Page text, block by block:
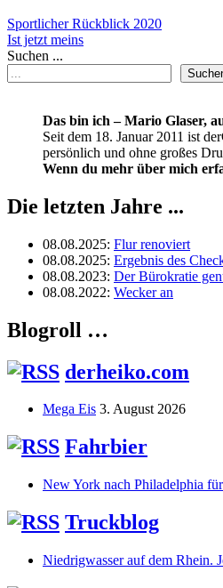
Beitragsnavigation
Sportlicher Rückblick 2020
Ist jetzt meins
Suchen ...
Das bin ich – Mario Glaser,
Seit dem 18. Januar 2011 ist
persönlich und ohne großes
Wenn du mehr über mich
Die letzten Jahre ...
08.08.2025: Flur renoviert
08.08.2025: Ergebnis des
08.08.2023: Der Bürokratie
08.08.2022: Wecker an
Blogroll …
derheiko.com
Mega Eis 3. August 2026
Fahrbier
New York nach Philadelphia
Truckblog
Niedrigwasser auf dem Rhein.